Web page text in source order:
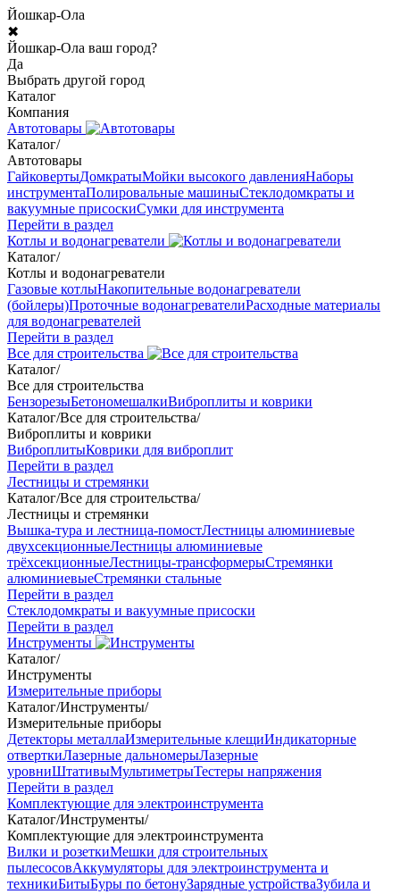
Йошкар-Ола
✖
Йошкар-Ола ваш город?
Да
Выбрать другой город
Каталог
Компания
Автотовары
Каталог/
Автотовары
ГайковертыДомкратыМойки высокого давленияНаборы
инструментаПолировальные машиныСтеклодомкраты и
вакуумные присоскиСумки для инструмента
Перейти в раздел
Котлы и водонагреватели
Каталог/
Котлы и водонагреватели
Газовые котлыНакопительные водонагреватели
(бойлеры)Проточные водонагревателиРасходные материалы
для водонагревателей
Перейти в раздел
Все для строительства
Каталог/
Все для строительства
БензорезыБетономешалкиВиброплиты и коврики
Каталог/Все для строительства/
Виброплиты и коврики
ВиброплитыКоврики для виброплит
Перейти в раздел
Лестницы и стремянки
Каталог/Все для строительства/
Лестницы и стремянки
Вышка-тура и лестница-помостЛестницы алюминиевые
двухсекционныеЛестницы алюминиевые
трёхсекционныеЛестницы-трансформерыСтремянки
алюминиевыеСтремянки стальные
Перейти в раздел
Стеклодомкраты и вакуумные присоски
Перейти в раздел
Инструменты
Каталог/
Инструменты
Измерительные приборы
Каталог/Инструменты/
Измерительные приборы
Детекторы металлаИзмерительные клещиИндикаторные
отверткиЛазерные дальномерыЛазерные
уровниШтативыМультиметрыТестеры напряжения
Перейти в раздел
Комплектующие для электроинструмента
Каталог/Инструменты/
Комплектующие для электроинструмента
Вилки и розеткиМешки для строительных
пылесосовАккумуляторы для электроинструмента и
техникиБитыБуры по бетонуЗарядные устройстваЗубила и